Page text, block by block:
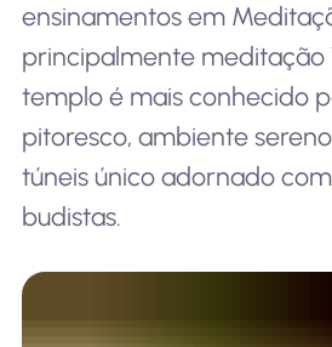
ensinamentos em
principalmente meditação
templo é mais conhecido
pitoresco, ambiente
túneis único adornado
budistas.